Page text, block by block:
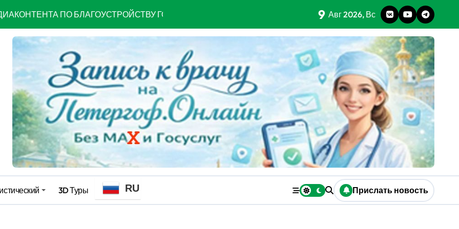
УЧАСТНИКАМ СВО И ЧЛЕНАМ ИХ СЕМЕЙ
Гатчину
Силах Российской Федерации
ПЕРЕМЕНА»
СВО и членам их семей
9 Авг 2026, Вс
3D Туры RU Прислать новость